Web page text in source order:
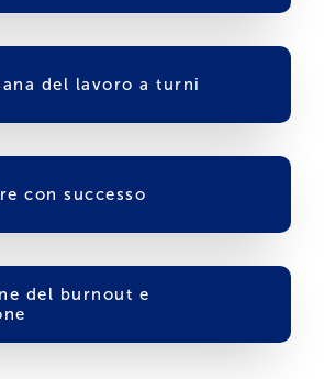
del lavoro a turni
con successo
del burnout e